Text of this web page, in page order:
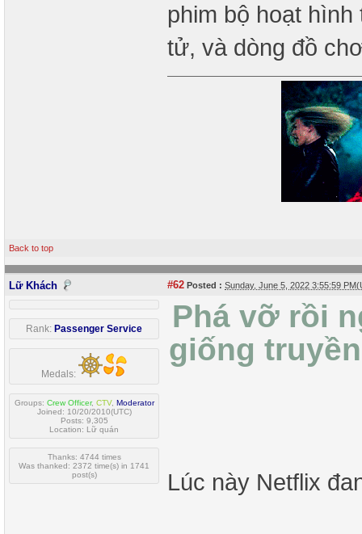
phim bộ hoạt
tử, và dòng đồ
Back to top
Lữ Khách #62 Posted : Sunday, June 5, 2022 3:55:59
Rank: Passenger Service
Medals:
Groups: Crew Officer, CTV, Moderator
Joined: 10/20/2010(UTC)
Posts: 9,305
Location: Lữ quán
Thanks: 4744 times
Was thanked: 2372 time(s) in 1741
post(s)
Phá vỡ rồi
giống
Lúc này Netflix